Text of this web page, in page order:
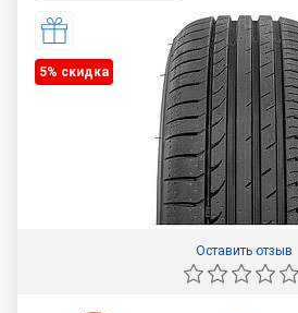
5% cкидка
Оставить отзыв